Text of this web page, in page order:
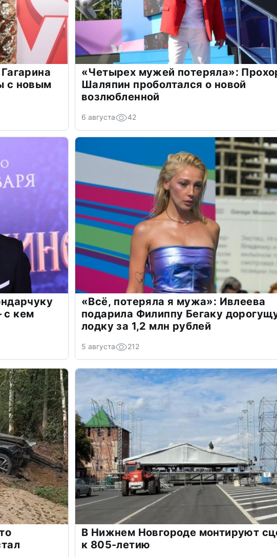
с новым
«Четырех мужей потеряла»:
Шаляпин проболтался о новой
возлюбленной
6 августа 42
с кем
«Всё, потеряла я мужа»: Ивлеева
подарила Филиппу Бегаку
лодку за 1,2 млн рублей
5 августа 212
В Нижнем Новгороде монтируют
к 805-летию